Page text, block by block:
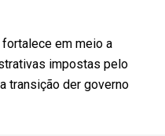
fortalece em meio a
impostas pelo
transição der governo